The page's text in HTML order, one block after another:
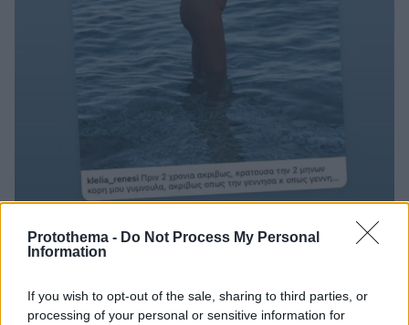
Protothema - Do Not Process My Personal
Information
If you wish to opt-out of the sale, sharing to third parties, or
processing of your personal or sensitive information for